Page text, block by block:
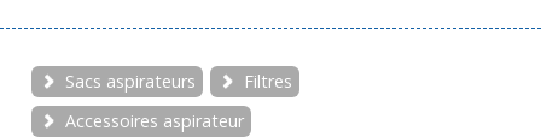
Sacs aspirateurs
Filtres
Accessoires aspirateur